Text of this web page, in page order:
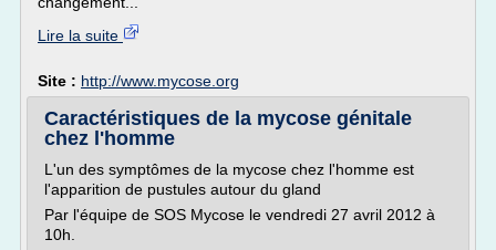
Lire la suite
Site : http://www.mycose.org
Caractéristiques de la mycose génitale
chez l'homme
L'un des symptômes de la mycose chez l'homme est
l'apparition de pustules autour du gland
Par l'équipe de SOS Mycose le vendredi 27 avril 2012 à
10h.